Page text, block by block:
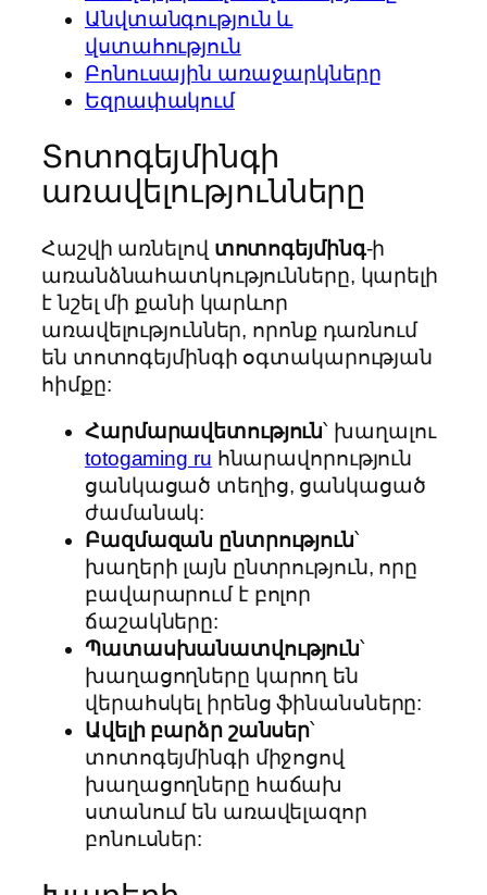
Անվտանգություն և
վստահություն
Բոնուսային առաջարկները
Եզրափակում
Տոտոգեյմինգի
առավելությունները
Հաշվի առնելով տոտոգեյմինգ-ի
առանձնահատկությունները, կարելի
է նշել մի քանի կարևոր
առավելություններ, որոնք դառնում
են տոտոգեյմինգի օգտակարության
հիմքը:
Հարմարավետություն՝ խաղալու
totogaming ru հնարավորություն
ցանկացած տեղից, ցանկացած
ժամանակ:
Բազմազան ընտրություն՝
խաղերի լայն ընտրություն, որը
բավարարում է բոլոր
ճաշակները:
Պատասխանատվություն՝
խաղացողները կարող են
վերահսկել իրենց ֆինանսները:
Ավելի բարձր շանսեր՝
տոտոգեյմինգի միջոցով
խաղացողները հաճախ
ստանում են առավելազոր
բոնուսներ: